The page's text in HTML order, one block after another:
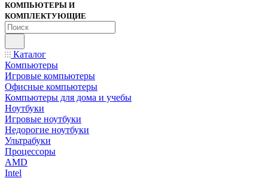
КОМПЬЮТЕРЫ И
КОМПЛЕКТУЮЩИЕ
Каталог
Компьютеры
Игровые компьютеры
Офисные компьютеры
Компьютеры для дома и учебы
Ноутбуки
Игровые ноутбуки
Недорогие ноутбуки
Ультрабуки
Процессоры
AMD
Intel